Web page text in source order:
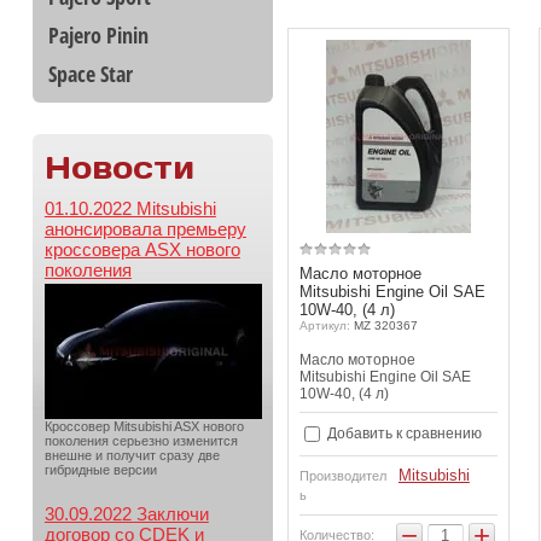
Pajero Pinin
Space Star
Новости
01.10.2022 Mitsubishi
анонсировала премьеру
кроссовера ASX нового
поколения
Кроссовер Mitsubishi ASX нового
поколения серьезно изменится
внешне и получит сразу две
гибридные версии
30.09.2022 Заключи
договор со CDEK и
Масло моторное
Mitsubishi Engine Oil SAE
10W-40, (4 л)
Артикул: MZ 320367
Масло моторное
Mitsubishi Engine Oil SAE
10W-40, (4 л)
Добавить к сравнению
Производител
ь
Mitsubishi
Количество: